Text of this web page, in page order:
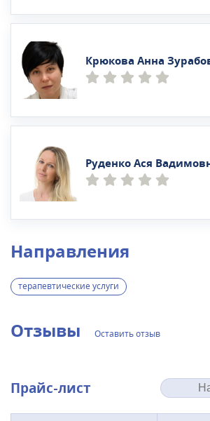
Крюкова Анна
Руденко Ася
Направления
терапевтические услуги
Отзывы Оставить отзыв
Прайс-лист